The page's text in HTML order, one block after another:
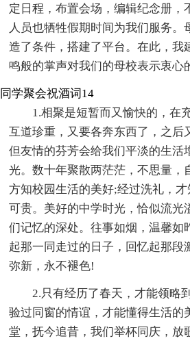
定日程，布置会场，编辑纪念册，
人员也牺牲假期时间为我们服务。
造了条件，搭建了平台。在此，我
鸣般的掌声对我们的母校表示衷心
同学聚会祝酒词14
1.相聚是短暂而又愉快的，在
互道珍重，又要各奔东西了，之后
但友情的芬芳会给我们平淡的生活
光。数十年聚散两茫茫，不思量，
方知校园生活的美好;经过洗礼，
可贵。美好的中学时光，恰似流光
们记忆的深处。往事如烟，温馨如
起那一同走过的日子，回忆起那段
弥新，永不褪色!
2.只有经历了春天，才能领略
验过同窗的情谊，才能懂得生活的
堂，抚今追昔，我们举杯同庆，放